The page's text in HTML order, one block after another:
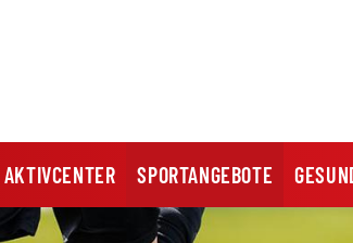
AKTIVCENTER SPORTANGEBOTE